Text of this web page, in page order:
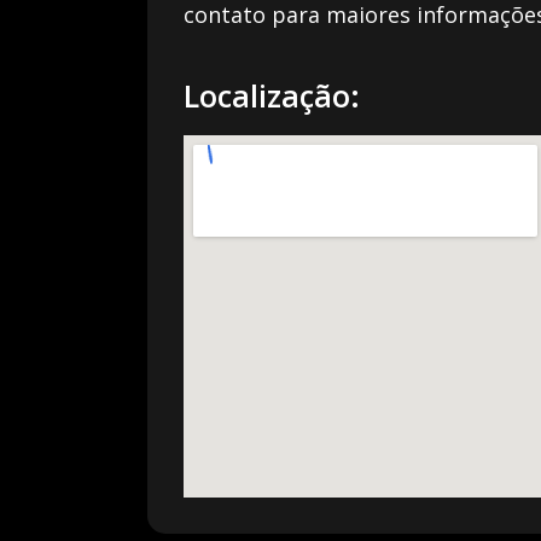
contato para maiores
Localização: